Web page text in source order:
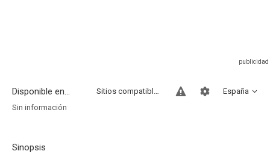
Disponible en... España
Sitios compatibles
Sin información
Sinopsis